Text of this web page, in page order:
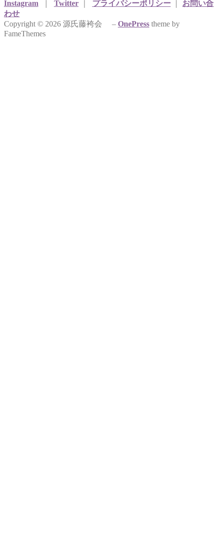
Instagram Twitter プライバシーポリシー
お問い合
わせ
Copyright © 2026 源氏藤袴会 – OnePress theme by
FameThemes